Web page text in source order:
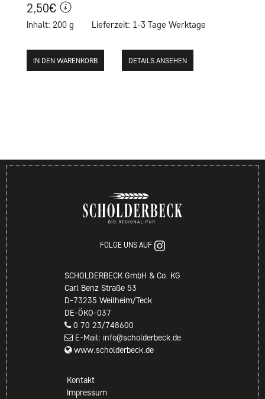
2,50€
Inhalt: 200 g Lieferzeit: 1-3 Tage Werktage
DETAILS ANSEHEN
FOLGE UNS AUF
SCHOLDERBECK GmbH & Co. KG
Carl Benz Straße 53
D-73235 Weilheim/Teck
DE-ÖKO-037
0 70 23/748600
E-Mail: info@scholderbeck.de
www.scholderbeck.de
Kontakt
Impressum